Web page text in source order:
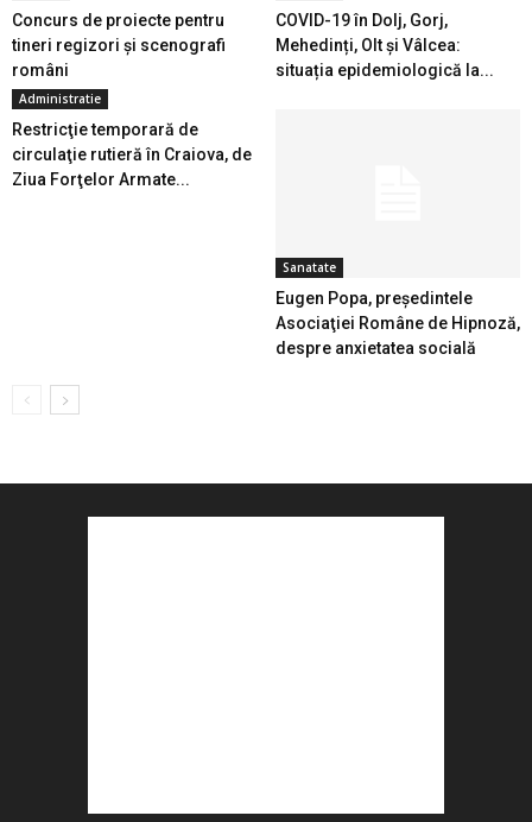
Concurs de proiecte pentru
tineri regizori și scenografi
români
COVID-19 în Dolj, Gorj,
Mehedinți, Olt și Vâlcea:
situația epidemiologică la...
Administratie
Restricţie temporară de
circulaţie rutieră în Craiova, de
Ziua Forţelor Armate...
Sanatate
Eugen Popa, preşedintele
Asociaţiei Române de Hipnoză,
despre anxietatea socială